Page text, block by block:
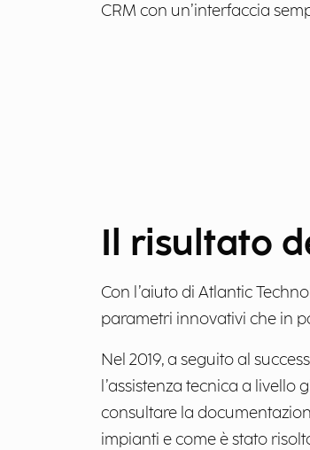
CRM con un’interfaccia
Il risultato
Con l’aiuto di Atlantic
parametri innovativi che in
Nel 2019, a seguito al
l’assistenza tecnica a
consultare la
impianti e come è stato